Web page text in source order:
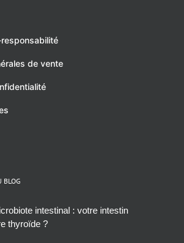
de vente
BLOG
intestinal : votre intestin
thyroïde ?